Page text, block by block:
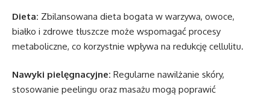
Dieta: Zbilansowana dieta bogata w warzywa, owoce,
białko i zdrowe tłuszcze może wspomagać procesy
metaboliczne, co korzystnie wpływa na redukcję cellulitu.
Nawyki pielęgnacyjne: Regularne nawilżanie skóry,
stosowanie peelingu oraz masażu mogą poprawić